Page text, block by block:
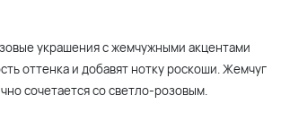
украшения с жемчужными акцентами
оттенка и добавят нотку роскоши. Жемчуг
сочетается со светло-розовым.